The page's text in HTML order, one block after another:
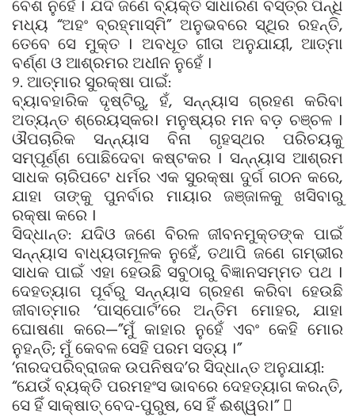
ମଧ୍ୟ “ଅହଂ ବ୍ରହ୍ମାସ୍ମି” ଅନୁଭବରେ ସ୍ଥିର ରହନ୍ତି,
ତେବେ ସେ ମୁକ୍ତ । ଅବଧୂତ ଗୀତା ଅନୁଯାୟୀ, ଆତ୍ମା
ବର୍ଣ୍ଣ ଓ ଆଶ୍ରମର ଅଧୀନ ନୁହେଁ ।
୨. ଆତ୍ମାର ସୁରକ୍ଷା ପାଇଁ:
ବ୍ୟାବହାରିକ ଦୃଷ୍ଟିରୁ, ହଁ, ସନ୍ନ୍ୟାସ ଗ୍ରହଣ କରିବା
ଅତ୍ୟନ୍ତ ଶ୍ରେୟସ୍କର। ମନୁଷ୍ୟର ମନ ବଡ଼ ଚଞ୍ଚଳ ।
ଔପଚାରିକ ସନ୍ନ୍ୟାସ ବିନା ଗୃହସ୍ଥର ପରିଚୟକୁ
ସମ୍ପୂର୍ଣ୍ଣ ପୋଛିଦେବା କଷ୍ଟକର । ସନ୍ନ୍ୟାସ ଆଶ୍ରମ
ସାଧକ ଚାରିପଟେ ଧର୍ମର ଏକ ସୁରକ୍ଷା ଦୁର୍ଗ ଗଠନ କରେ,
ଯାହା ତାଙ୍କୁ ପୁନର୍ବାର ମାୟାର ଜଞ୍ଜାଳକୁ ଖସିବାରୁ
ରକ୍ଷା କରେ ।
ସିଦ୍ଧାନ୍ତ: ଯଦିଓ ଜଣେ ବିରଳ ଜୀବନମୁକ୍ତଙ୍କ ପାଇଁ
ସନ୍ନ୍ୟାସ ବାଧ୍ୟତାମୂଳକ ନୁହେଁ, ତଥାପି ଜଣେ ଗମ୍ଭୀର
ସାଧକ ପାଇଁ ଏହା ହେଉଛି ସବୁଠାରୁ ବିଜ୍ଞାନସମ୍ମତ ପଥ ।
ଦେହତ୍ୟାଗ ପୂର୍ବରୁ ସନ୍ନ୍ୟାସ ଗ୍ରହଣ କରିବା ହେଉଛି
ଜୀବାତ୍ମାର ‘ପାସ୍‌ପୋର୍ଟ’ରେ ଅନ୍ତିମ ମୋହର, ଯାହା
ଘୋଷଣା କରେ—”ମୁଁ କାହାର ନୁହେଁ ଏବଂ କେହି ମୋର
ନୁହନ୍ତି; ମୁଁ କେବଳ ସେହି ପରମ ସତ୍ୟ ।”
‘ନାରଦପରିବ୍ରାଜକ ଉପନିଷଦ’ର ସିଦ୍ଧାନ୍ତ ଅନୁଯାୟୀ:
“ଯେଉଁ ବ୍ୟକ୍ତି ପରମହଂସ ଭାବରେ ଦେହତ୍ୟାଗ କରନ୍ତି,
ସେ ହିଁ ସାକ୍ଷାତ୍ ବେଦ-ପୁରୁଷ, ସେ ହିଁ ଈଶ୍ୱର।” 